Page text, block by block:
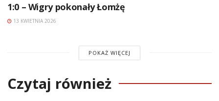
1:0 – Wigry pokonały Łomżę
13 KWIETNIA 2026
POKAŻ WIĘCEJ
Czytaj również